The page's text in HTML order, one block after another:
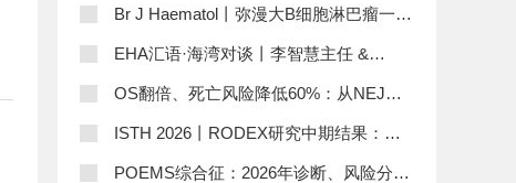
（2026）要点梳理
Br J Haematol丨弥漫大B细胞淋巴瘤一线
治疗后微小残留病：从代谢缓解到分子清
除的连续谱
EHA汇语·海湾对谈丨李智慧主任 &
Stephen Ansell教授：从HL免疫逃逸到T
细胞淋巴瘤，探寻精准治疗新突破
OS翻倍、死亡风险降低60%：从NEJM
到中国临床，Daraxonrasib与“氢离子”的
双重“破壁”
ISTH 2026丨RODEX研究中期结果：新
诊断ITP一线治疗策略优化，提高停药后
POEMS综合征：2026年诊断、风险分层